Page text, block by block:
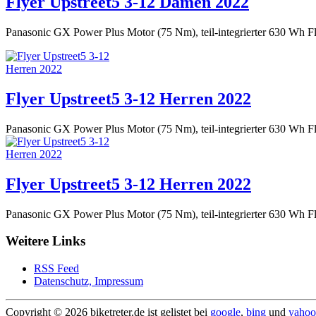
Panasonic GX Power Plus Motor (75 Nm), teil-integrierter 630 Wh
Flyer Upstreet5 3-12 Herren 2022
Panasonic GX Power Plus Motor (75 Nm), teil-integrierter 630 Wh
Flyer Upstreet5 3-12 Herren 2022
Panasonic GX Power Plus Motor (75 Nm), teil-integrierter 630 Wh
Weitere Links
RSS Feed
Datenschutz, Impressum
Copyright © 2026 biketreter.de ist gelistet bei google, bing und